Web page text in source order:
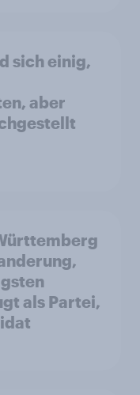
sich einig,
aber
als Partei,